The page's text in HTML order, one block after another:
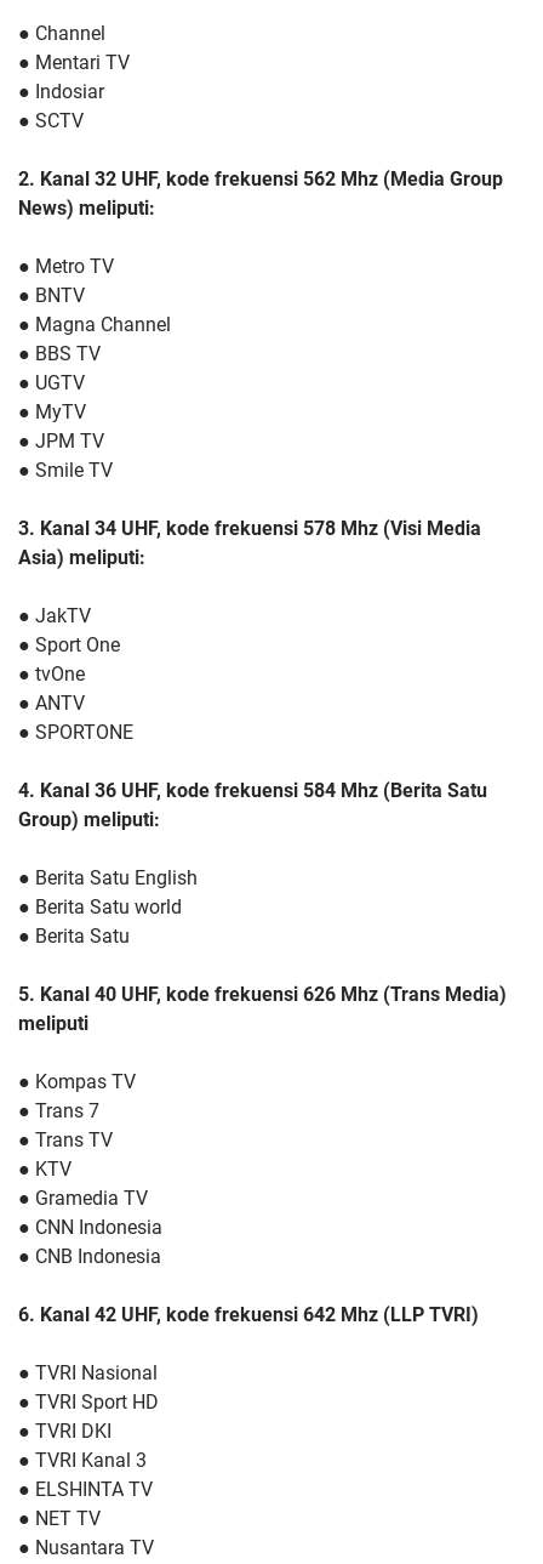
● Channel
● Mentari TV
● Indosiar
● SCTV
2. Kanal 32 UHF, kode frekuensi 562 Mhz (Media Group
News) meliputi:
● Metro TV
● BNTV
● Magna Channel
● BBS TV
● UGTV
● MyTV
● JPM TV
● Smile TV
3. Kanal 34 UHF, kode frekuensi 578 Mhz (Visi Media
Asia) meliputi:
● JakTV
● Sport One
● tvOne
● ANTV
● SPORTONE
4. Kanal 36 UHF, kode frekuensi 584 Mhz (Berita Satu
Group) meliputi:
● Berita Satu English
● Berita Satu world
● Berita Satu
5. Kanal 40 UHF, kode frekuensi 626 Mhz (Trans Media)
meliputi
● Kompas TV
● Trans 7
● Trans TV
● KTV
● Gramedia TV
● CNN Indonesia
● CNB Indonesia
6. Kanal 42 UHF, kode frekuensi 642 Mhz (LLP TVRI)
● TVRI Nasional
● TVRI Sport HD
● TVRI DKI
● TVRI Kanal 3
● ELSHINTA TV
● NET TV
● Nusantara TV